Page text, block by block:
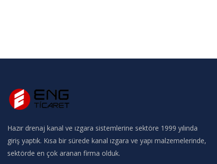
Hazır drenaj kanal ve ızgara sistemlerine sektöre 1999 yılında
giriş yaptık. Kısa bir sürede kanal ızgara ve yapı malzemelerinde,
sektörde en çok aranan firma olduk.